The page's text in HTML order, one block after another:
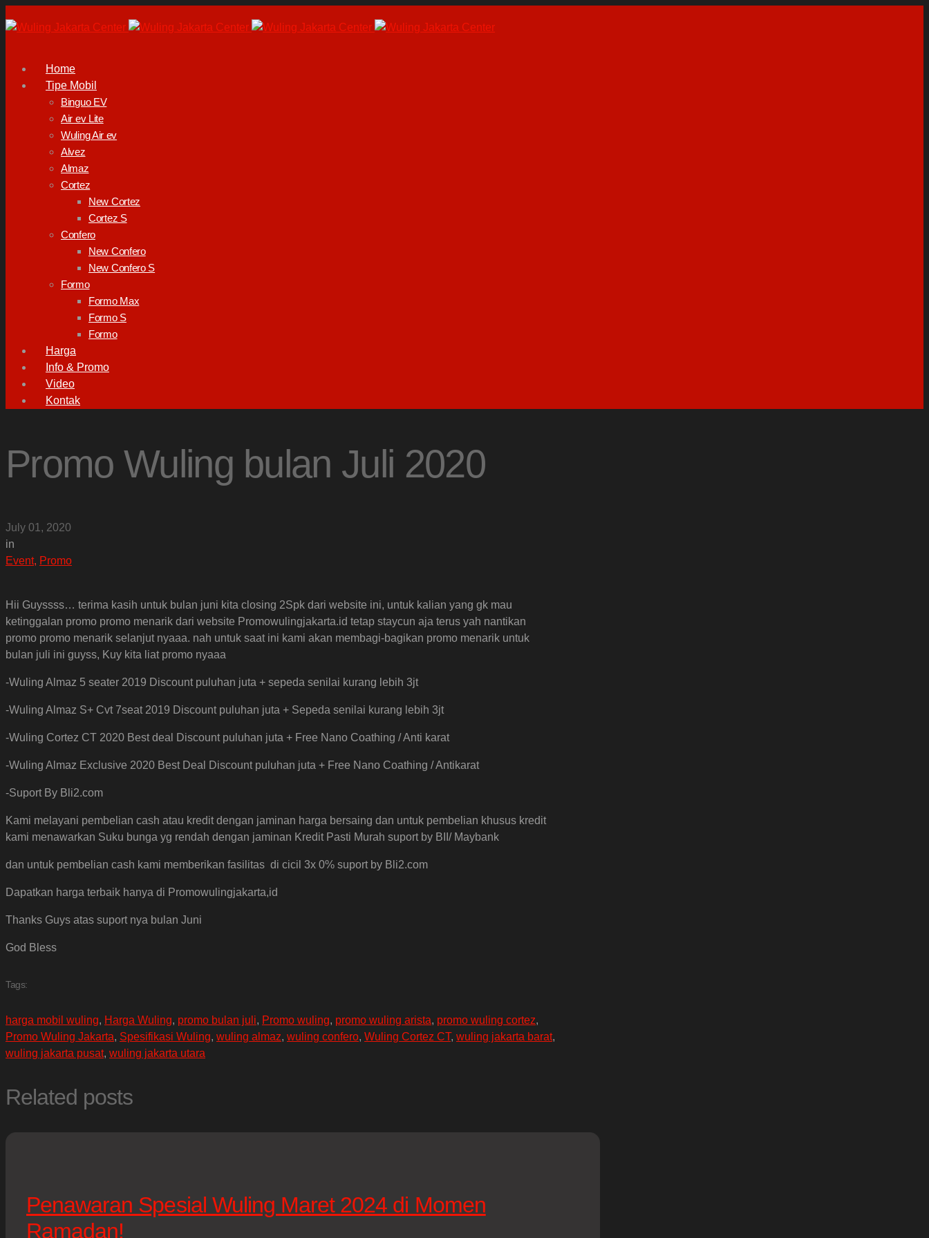
Home
Tipe Mobil
Binguo EV
Air ev Lite
Wuling Air ev
Alvez
Almaz
Cortez
New Cortez
Cortez S
Confero
New Confero
New Confero S
Formo
Formo Max
Formo S
Formo
Harga
Info & Promo
Video
Kontak
Promo Wuling bulan Juli 2020
July 01, 2020
in
Event, Promo
Hii Guyssss… terima kasih untuk bulan juni kita closing 2Spk dari website ini, untuk kalian yang gk mau
ketinggalan promo promo menarik dari website Promowulingjakarta.id tetap staycun aja terus yah nantikan
promo promo menarik selanjut nyaaa. nah untuk saat ini kami akan membagi-bagikan promo menarik untuk
bulan juli ini guyss, Kuy kita liat promo nyaaa
-Wuling Almaz 5 seater 2019 Discount puluhan juta + sepeda senilai kurang lebih 3jt
-Wuling Almaz S+ Cvt 7seat 2019 Discount puluhan juta + Sepeda senilai kurang lebih 3jt
-Wuling Cortez CT 2020 Best deal Discount puluhan juta + Free Nano Coathing / Anti karat
-Wuling Almaz Exclusive 2020 Best Deal Discount puluhan juta + Free Nano Coathing / Antikarat
-Suport By Bli2.com
Kami melayani pembelian cash atau kredit dengan jaminan harga bersaing dan untuk pembelian khusus kredit
kami menawarkan Suku bunga yg rendah dengan jaminan Kredit Pasti Murah suport by BII/ Maybank
dan untuk pembelian cash kami memberikan fasilitas di cicil 3x 0% suport by Bli2.com
Dapatkan harga terbaik hanya di Promowulingjakarta,id
Thanks Guys atas suport nya bulan Juni
God Bless
Tags:
harga mobil wuling, Harga Wuling, promo bulan juli, Promo wuling, promo wuling arista, promo wuling cortez,
Promo Wuling Jakarta, Spesifikasi Wuling, wuling almaz, wuling confero, Wuling Cortez CT, wuling jakarta barat,
wuling jakarta pusat, wuling jakarta utara
Related posts
Penawaran Spesial Wuling Maret 2024 di Momen
Ramadan!